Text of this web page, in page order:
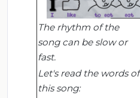
The rhythm of the
song can be slow or
fast.
Let's read the words of
this song: